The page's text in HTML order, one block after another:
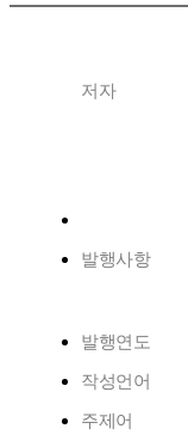
저자
발행사항
발행연도
작성언어
주제어